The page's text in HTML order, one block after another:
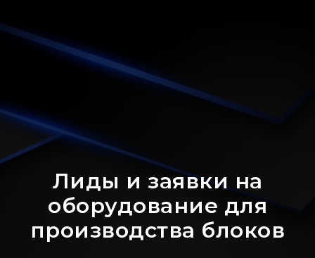
Лиды и заявки на
оборудование для
производства блоков